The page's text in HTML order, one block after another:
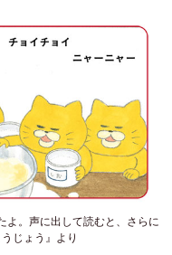
よ。声に出して読むと、さらに
じょう』より